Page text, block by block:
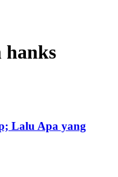
hanks
Lalu Apa yang